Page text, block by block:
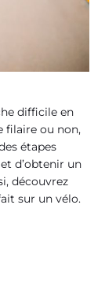
difficile en
filaire ou non,
étapes
d’obtenir un
découvrez
sur un vélo.